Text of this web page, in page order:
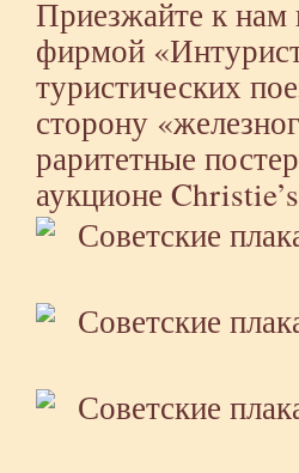
Приезжайте к
фирмой
туристических
сторону
раритетные
аукционе